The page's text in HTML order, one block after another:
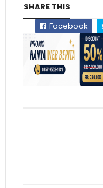
SHARE THIS
Facebook